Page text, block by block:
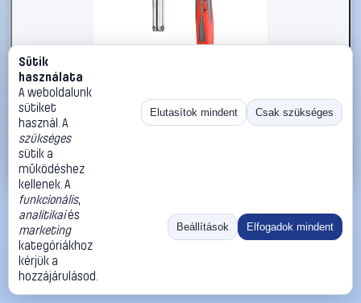
#2734386
kwb 928515 Csavaros bilincs
kwb
4 090 Ft
Kosárba
«
Méret:
Rendezés:
©2026
ThermoScope
Cégbemutató
Sütik
használata
A weboldalunk
sütiket
használ. A
szükséges
sütik a
működéshez
kellenek. A
funkcionális,
analitikaiés
marketing
kategóriákhoz
kérjük a
hozzájárulásod.
Elutasítok mindent Csak szükséges
Beállítások Elfogadok mindent